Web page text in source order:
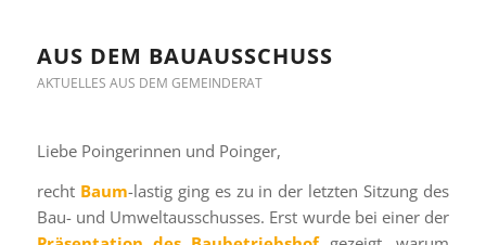
AUS DEM BAUAUSSCHUSS
AKTUELLES AUS DEM GEMEINDERAT
Liebe Poingerinnen und Poinger,
recht Baum-lastig ging es zu in der letzten Sitzung des
Bau- und Umweltausschusses. Erst wurde bei einer der